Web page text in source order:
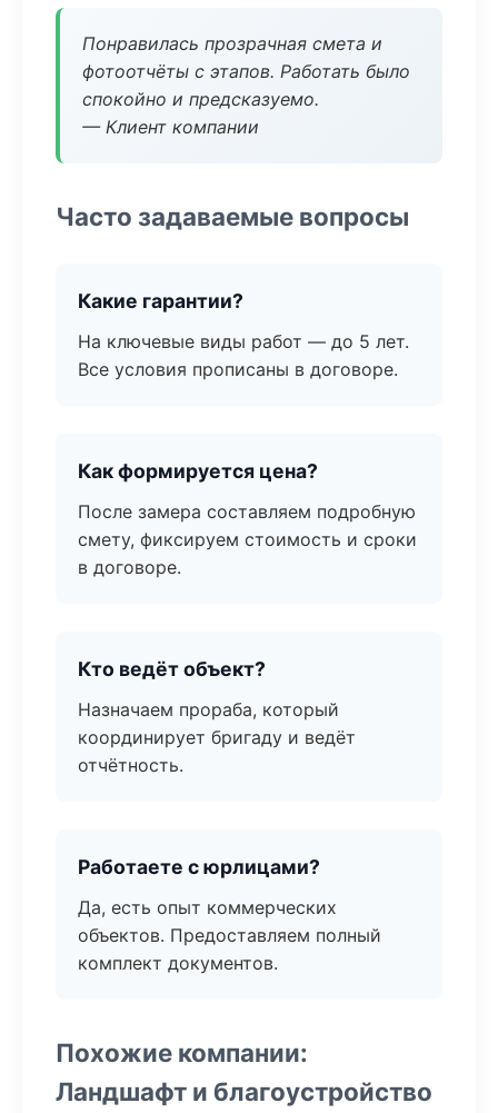
Понравилась прозрачная смета и
фотоотчёты с этапов. Работать было
спокойно и предсказуемо.
— Клиент компании
Часто задаваемые вопросы
Какие гарантии?
На ключевые виды работ — до 5 лет.
Все условия прописаны в договоре.
Как формируется цена?
После замера составляем подробную
смету, фиксируем стоимость и сроки
в договоре.
Кто ведёт объект?
Назначаем прораба, который
координирует бригаду и ведёт
отчётность.
Работаете с юрлицами?
Да, есть опыт коммерческих
объектов. Предоставляем полный
комплект документов.
Похожие компании:
Ландшафт и благоустройство